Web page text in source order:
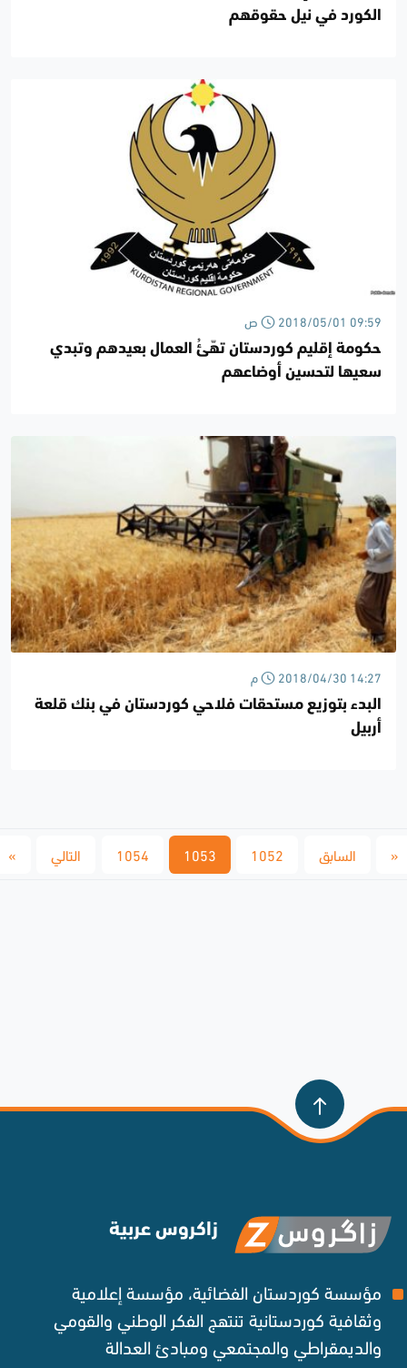
الكورد في نيل حقوقهم
2018/05/01 09:59 ص
حكومة إقليم كوردستان تهّئُ العمال بعيدهم وتبدي
سعيها لتحسين أوضاعهم
2018/04/30 14:27 م
البدء بتوزيع مستحقات فلاحي كوردستان في بنك قلعة
أربيل
السابق 1052
1053
1054 التالي
زاكروس عربية
مؤسسة كوردستان الفضائية، مؤسسة إعلامية
وثقافية كوردستانية تنتهج الفكر الوطني والقومي
والديمقراطي والمجتمعي ومبادئ العدالة ‌